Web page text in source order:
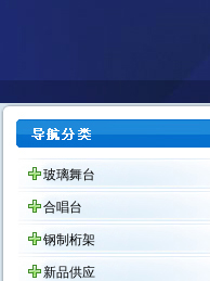
玻璃舞台
合唱台
钢制桁架
新品供应